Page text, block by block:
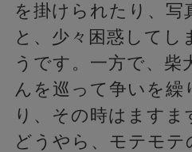
を掛けられたり、写
と、少々困惑してし
うです。一方で、柴
んを巡って争いを繰
り、その時はますま
どうやら、モテモテ